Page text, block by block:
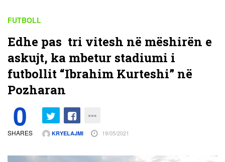
FUTBOLL
Edhe pas tri vitesh në mëshirën e
askujt, ka mbetur stadiumi i
futbollit “Ibrahim Kurteshi” në
Pozharan
0
SHARES KRYELAJMI 19/05/2021